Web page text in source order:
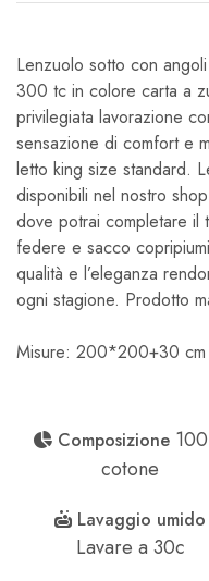
Lenzuolo sotto con
300 tc in colore carta a
privilegiata lavorazione
sensazione di comfort e
letto king size standard.
disponibili nel nostro
dove potrai completare il
federe e sacco
qualità e l’eleganza
ogni stagione. Prodotto
Misure: 200*200+30 cm
Composizione
cotone
Lavaggio umido
Lavare a 30c